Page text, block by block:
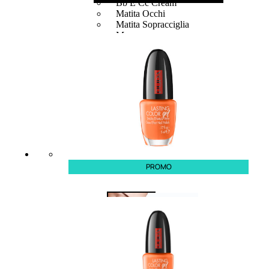
Bb E Cc Cream
Matita Occhi
Matita Sopracciglia
Mascara
Rossetto
Matita Labbra
Smalto Effetti Speciali
Solventi Unghie
Palette
occhi
PROMO